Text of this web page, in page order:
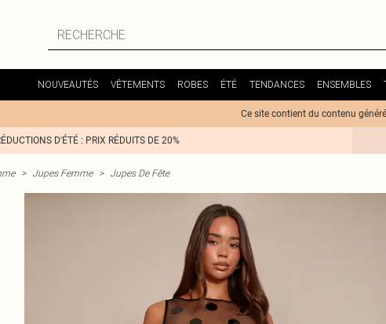
NOUVEAUTÉS VÊTEMENTS ROBES ÉTÉ TENDANCES ENSEMBLES
Ce site contient du contenu
D'ÉTÉ : PRIX RÉDUITS DE 20%
> Jupes Femme > Jupes De Fête